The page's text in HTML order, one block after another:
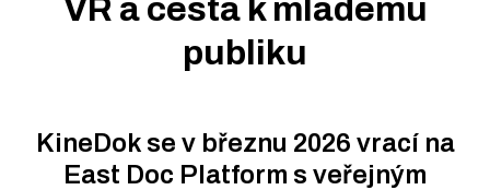
VR a cesta k mladému
publiku
KineDok se v březnu 2026 vrací na
East Doc Platform s veřejným